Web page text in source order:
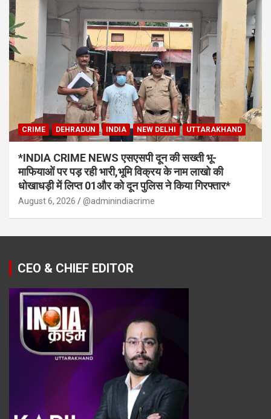
CRIME DEHRADUN INDIA NEW DELHI UTTARAKHAND
*INDIA CRIME NEWS एसएसपी दून की सख्ती भू-
माफियाओं पर पड़ रही भारी,भूमि विक्रय के नाम लाखो की
धोखाधड़ी में लिप्त 01और को दून पुलिस ने किया गिरफ्तार*
August 6, 2026 @adminindiacrime
CEO & CHIEF EDITOR